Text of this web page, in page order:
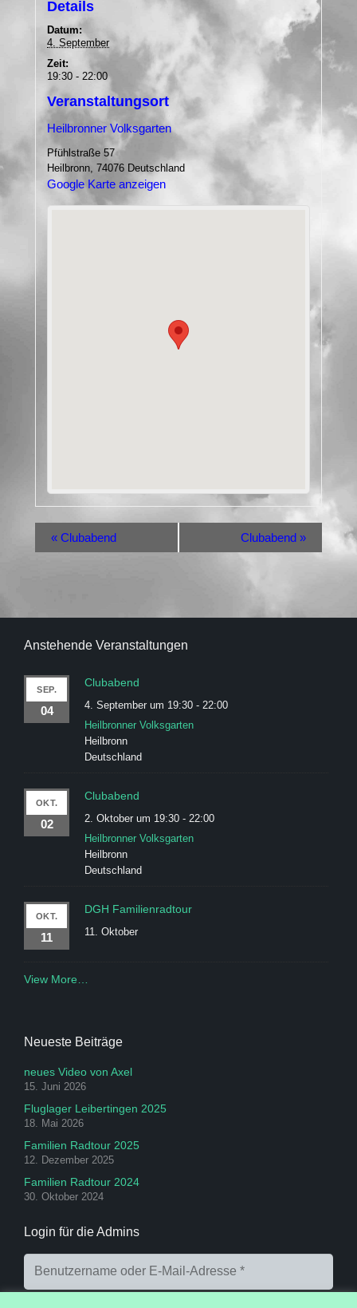
Details
Datum:
4. September
Zeit:
19:30 - 22:00
Veranstaltungsort
Heilbronner Volksgarten
Pfühlstraße 57
Heilbronn, 74076 Deutschland
Google Karte anzeigen
« Clubabend Clubabend »
Anstehende Veranstaltungen
SEP.
04
Clubabend
4. September um 19:30 - 22:00
Heilbronner Volksgarten
Heilbronn
Deutschland
OKT.
02
Clubabend
2. Oktober um 19:30 - 22:00
Heilbronner Volksgarten
Heilbronn
Deutschland
OKT.
11
DGH Familienradtour
11. Oktober
View More…
Neueste Beiträge
neues Video von Axel
15. Juni 2026
Fluglager Leibertingen 2025
18. Mai 2026
Familien Radtour 2025
12. Dezember 2025
Familien Radtour 2024
30. Oktober 2024
Login für die Admins